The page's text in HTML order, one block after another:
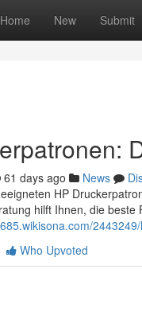
Home New Submit
61 days ago News
HP
hilft Ihnen, die
Who Upvoted